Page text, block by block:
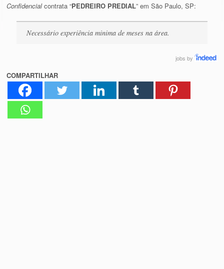
Confidencialcontrata “PEDREIRO PREDIAL” em São Paulo, SP:
Necessário experiência minima de meses na área.
jobs by
COMPARTILHAR